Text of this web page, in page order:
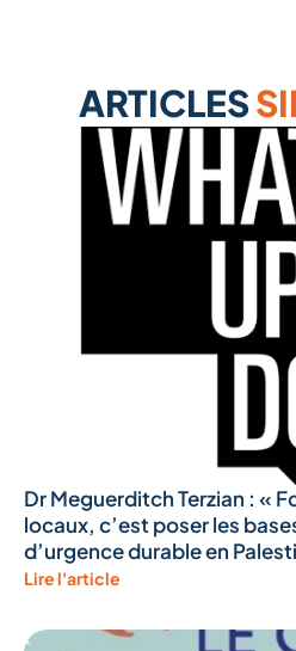
ARTICLES
Dr Meguerditch Terzian : «
locaux, c’est poser les
d’urgence durable en
Lire l'article